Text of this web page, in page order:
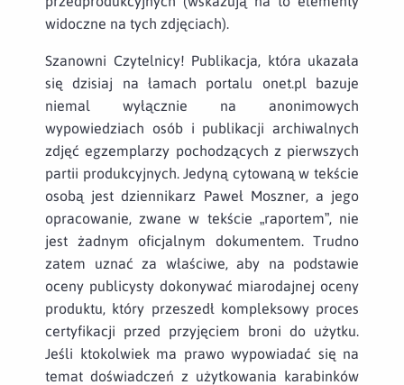
widoczne na tych zdjęciach).
Szanowni Czytelnicy! Publikacja, która ukazała
się dzisiaj na łamach portalu onet.pl bazuje
niemal wyłącznie na anonimowych
wypowiedziach osób i publikacji archiwalnych
zdjęć egzemplarzy pochodzących z pierwszych
partii produkcyjnych. Jedyną cytowaną w tekście
osobą jest dziennikarz Paweł Moszner, a jego
opracowanie, zwane w tekście „raportem”, nie
jest żadnym oficjalnym dokumentem. Trudno
zatem uznać za właściwe, aby na podstawie
oceny publicysty dokonywać miarodajnej oceny
produktu, który przeszedł kompleksowy proces
certyfikacji przed przyjęciem broni do użytku.
Jeśli ktokolwiek ma prawo wypowiadać się na
temat doświadczeń z użytkowania karabinków